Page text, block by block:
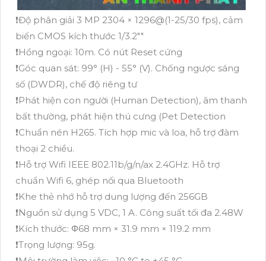
❗Độ phân giải 3 MP 2304 × 1296@(1-25/30 fps), cảm
biến CMOS kích thước 1/3.2""
❗Hồng ngoại: 10m. Có nút Reset cứng
❗Góc quan sát: 99° (H) - 55° (V). Chống ngược sáng
số (DWDR), chế độ riêng tư
❗Phát hiện con người (Human Detection), âm thanh
bất thường, phát hiện thú cưng (Pet Detection
❗Chuẩn nén H265. Tích hợp mic và loa, hỗ trợ đàm
thoại 2 chiều.
❗Hỗ trợ Wifi IEEE 802.11b/g/n/ax 2.4GHz. Hỗ trợ
chuẩn Wifi 6, ghép nối qua Bluetooth
❗Khe thẻ nhớ hỗ trợ dung lượng đến 256GB
❗Nguồn sử dụng 5 VDC, 1 A. Công suất tối đa 2.48W
❗Kích thước: Φ68 mm × 31.9 mm × 119.2 mm
❗Trọng lượng: 95g.